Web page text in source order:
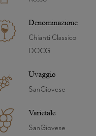
Denominazione
Chianti Classico
DOCG
Uvaggio
SanGiovese
Varietale
SanGiovese